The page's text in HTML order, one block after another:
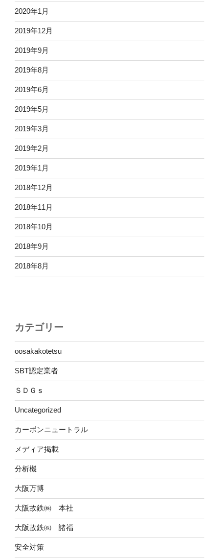
2020年1月
2019年12月
2019年9月
2019年8月
2019年6月
2019年5月
2019年3月
2019年2月
2019年1月
2018年12月
2018年11月
2018年10月
2018年9月
2018年8月
カテゴリー
oosakakotetsu
SBT認定業者
ＳＤＧｓ
Uncategorized
カーボンニュートラル
メディア掲載
分析機
大阪万博
大阪故鉄㈱ 本社
大阪故鉄㈱ 諸福
安全対策